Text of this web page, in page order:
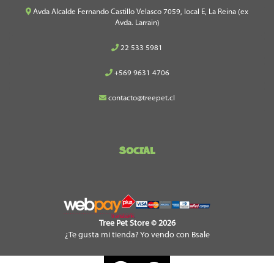
Avda Alcalde Fernando Castillo Velasco 7059, local E, La Reina (ex
Avda. Larrain)
22 533 5981
+569 9631 4706
contacto@treepet.cl
SOCIAL
Tree Pet Store © 2026
¿Te gusta mi tienda? Yo vendo con Bsale